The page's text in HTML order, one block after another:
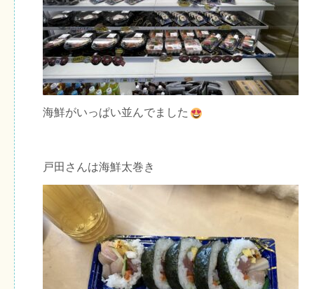
海鮮がいっぱい並んでました
戸田さんは海鮮太巻き